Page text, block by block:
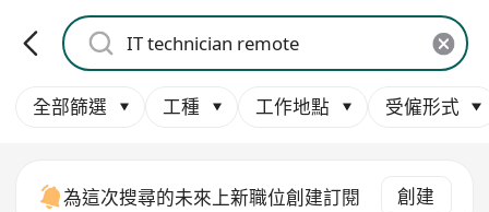
全部篩選 工種 工作地點 受僱形式
為這次搜尋的未來上新職位創建訂閱 創建